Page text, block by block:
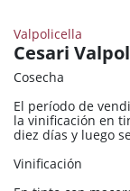
Valpolicella
Cesari
Cosecha
El período de
la vinificación en
diez días y luego
Vinificación